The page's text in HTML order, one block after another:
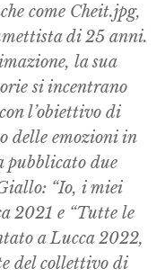
come Cheit.jpg,
di 25 anni.
la sua
si incentrano
l’obiettivo di
delle emozioni in
pubblicato due
“Io, i miei
2021 e “Tutte le
a Lucca 2022,
del collettivo di